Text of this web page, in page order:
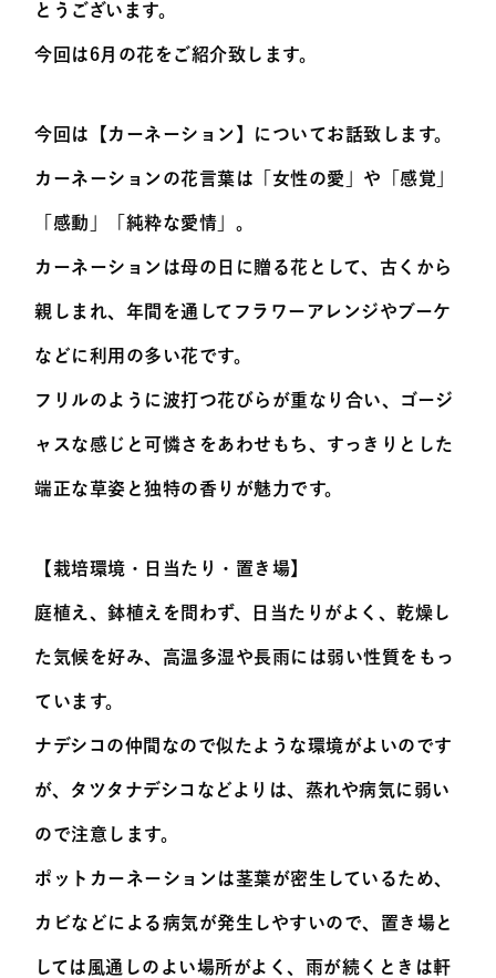
とうございます。
今回は6月の花をご紹介致します。
今回は【カーネーション】についてお話致します。
カーネーションの花言葉は 「女性の愛」や「感覚」
「感動」「純粋な愛情」 。
カーネーションは母の日に贈る花として、古くから
親しまれ、年間を通してフラワーアレンジやブーケ
などに利用の多い花です。
フリルのように波打つ花びらが重なり合い、ゴージ
ャスな感じと可憐さをあわせもち、すっきりとした
端正な草姿と独特の香りが魅力です。
【栽培環境・日当たり・置き場】
庭植え、鉢植えを問わず、日当たりがよく、乾燥し
た気候を好み、高温多湿や長雨には弱い性質をもっ
ています。
ナデシコの仲間なので似たような環境がよいのです
が、タツタナデシコなどよりは、蒸れや病気に弱い
ので注意します。
ポットカーネーションは茎葉が密生しているため、
カビなどによる病気が発生しやすいので、置き場と
しては風通しのよい場所がよく、雨が続くときは軒